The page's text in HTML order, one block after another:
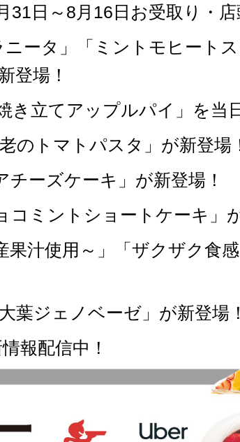
日～8月16日お受取り・店
ータ」「ミントモヒート
登場！
立てアップルパイ」を当
のトマトパスタ」が新登場
ーズケーキ」が新登場！
ミントショートケーキ」
汁使用～」「ザクザク食
ジェノベーゼ」が新登場！
報配信中！